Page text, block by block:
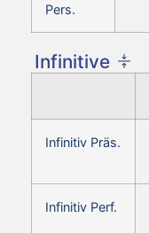
Pers.
Infinitive
Infinitiv Präs.
Infinitiv Perf.